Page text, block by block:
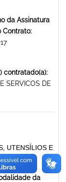
da Assinatura
Contrato:
contratado(a):
SERVICOS DE
UTENSÍLIOS E
da